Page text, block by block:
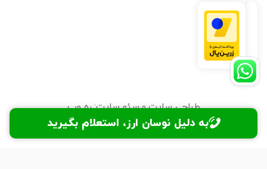
طراحی سایتوسئو سایت:ره وب
به دلیل نوسان ارز، استعلام بگیرید